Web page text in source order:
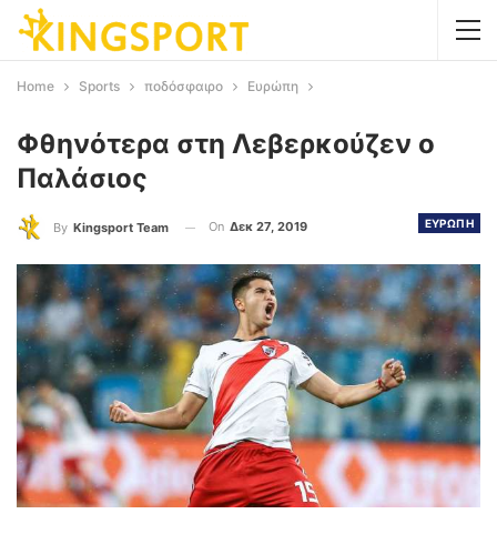
Home Sports ποδόσφαιρο Ευρώπη
Φθηνότερα στη Λεβερκούζεν ο
Παλάσιος
ΕΥΡΩΠΗ
By Kingsport Team On Δεκ 27, 2019